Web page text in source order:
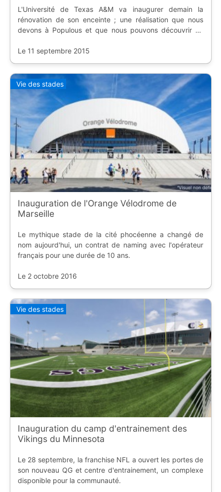
L'Université de Texas A&M va inaugurer demain la
rénovation de son enceinte ; une réalisation que nous
devons à Populous et que nous pouvons découvrir en
Le 11 septembre 2015
Vie des stades
Inauguration de l'Orange Vélodrome de
Marseille
Le mythique stade de la cité phocéenne a changé de
nom aujourd'hui, un contrat de naming avec l'opérateur
français pour une durée de 10 ans.
Le 2 octobre 2016
Vie des stades
Inauguration du camp d'entrainement des
Vikings du Minnesota
Le 28 septembre, la franchise NFL a ouvert les portes de
son nouveau QG et centre d'entrainement, un complexe
disponible pour la communauté.